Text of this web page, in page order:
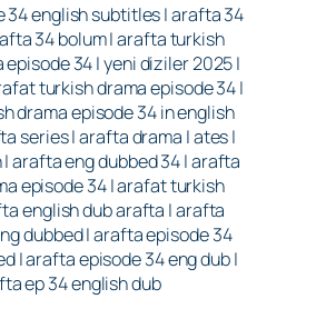
34 english subtitles | arafta 34
34 bolum | arafta turkish
34 | yeni diziler 2025 |
turkish drama episode 34 |
drama episode 34 in english
series | arafta drama | ates |
arafta eng dubbed 34 | arafta
episode 34 | arafat turkish
english dub arafta | arafta
dubbed | arafta episode 34
| arafta episode 34 eng dub |
ep 34 english dub